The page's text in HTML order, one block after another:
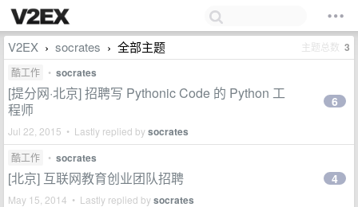
V2EX › socrates › 全部主题 主题总数 3
酷工作 • socrates
[提分网·北京] 招聘写 Pythonic Code 的 Python 工
程师
Jul 22, 2015 • Lastly replied bysocrates
6
酷工作 • socrates
[北京] 互联网教育创业团队招聘
May 15, 2014 • Lastly replied bysocrates
4